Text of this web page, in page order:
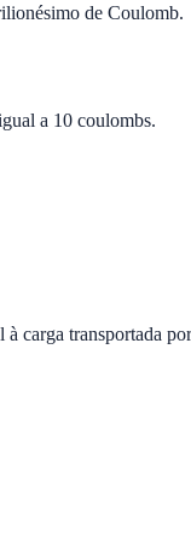
de Coulomb.
a 10 coulombs.
carga transportada